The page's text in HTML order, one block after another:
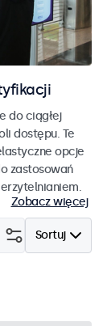
do ciągłej
dostępu. Te
opcje
zastosowań
Zobacz więcej
Sortuj